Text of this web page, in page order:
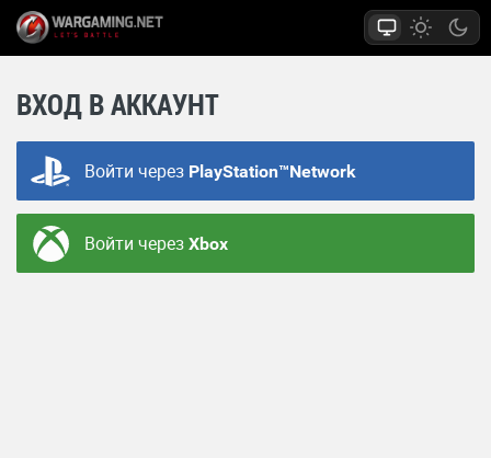
ВХОД В АККАУНТ
Войти через PlayStation™Network
Войти черезXbox